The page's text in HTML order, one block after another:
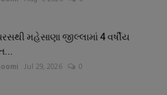
મહેસાણા જીલ્લામાં 4 વર્ષીય
Jul 29, 2026 0